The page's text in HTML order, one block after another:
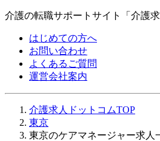
介護の転職サポートサイト「介護
はじめての方へ
お問い合わせ
よくあるご質問
運営会社案内
介護求人ドットコムTOP
東京
東京のケアマネージャー求人